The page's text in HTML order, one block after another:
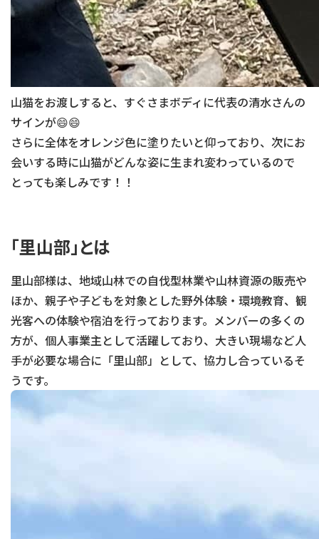
山猫をお渡しすると、すぐさまボディに代表の清水さんの
サインが😄😄
さらに全体をオレンジ色に塗りたいと仰っており、次にお
会いする時に山猫がどんな姿に生まれ変わっているので
とっても楽しみです！！
「里山部」とは
里山部様は、地域山林での自伐型林業や山林資源の販売や
ほか、親子や子どもを対象とした野外体験・環境教育、観
光客への体験や宿泊を行っております。メンバーの多くの
方が、個人事業主として活躍しており、大きい現場など人
手が必要な場合に「里山部」として、協力し合っているそ
うです。